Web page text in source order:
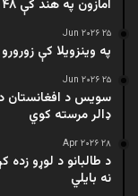
امازون په هند کې ۴۸ میلیارده ډالرو پانګونه کوي
۲۵ Jun ۲۰۲۶
په وینزویلا کې زورورو
۲۵ Jun ۲۰۲۶
سویس د افغانستان
ډالر مرسته کوي
۲۸ Apr ۲۰۲۶
د طالبانو د لوړو
نه بایلي